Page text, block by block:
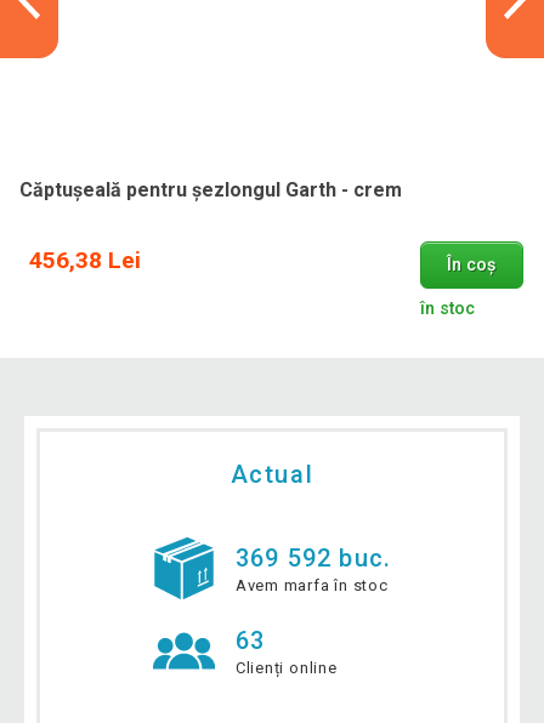
Căptușeală pentru șezlongul Garth - crem
456,38 Lei În coș
în stoc
Actual
369 592 buc.
Avem marfa în stoc
63
Clienți online